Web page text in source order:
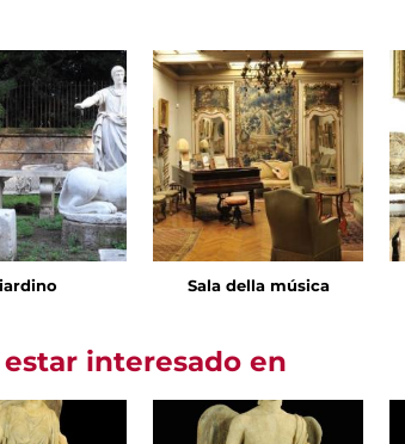
Sala della música
interesado en